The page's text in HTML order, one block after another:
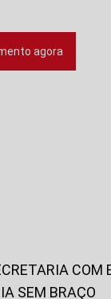
agora
COM
SEM BRAÇO